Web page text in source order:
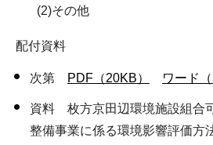
(2)その他
配付資料
次第 PDF（20KB） ワード（
資料 枚方京田辺環境施設組合
整備事業に係る環境影響評価